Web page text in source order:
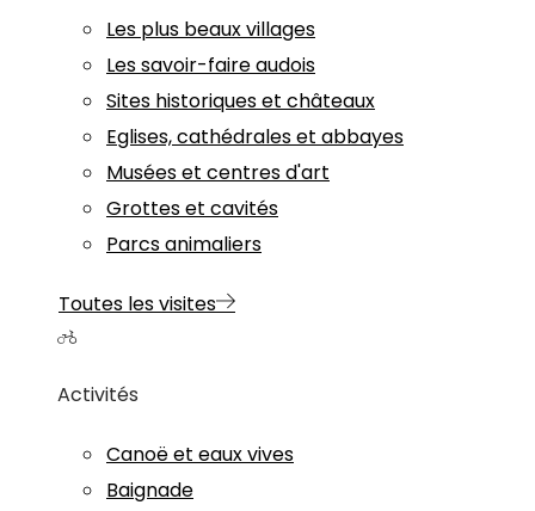
Les plus beaux villages
Les savoir-faire audois
Sites historiques et châteaux
Eglises, cathédrales et abbayes
Musées et centres d'art
Grottes et cavités
Parcs animaliers
Toutes les visites
Activités
Canoë et eaux vives
Baignade